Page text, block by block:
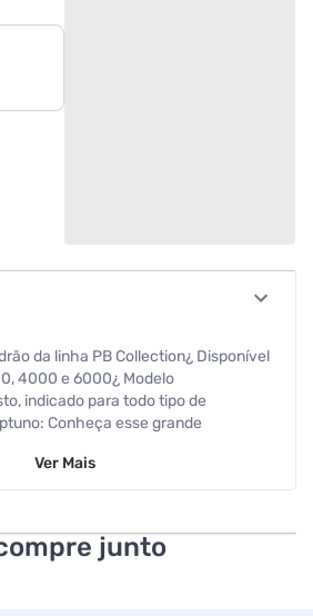
da linha PB Collection¿ Disponível
4000 e 6000¿ Modelo
indicado para todo tipo de
Conheça esse grande
sinônimo de qualidade e
em alumínio maciço, garantindo
e segurança no momento
Ver Mais
junto